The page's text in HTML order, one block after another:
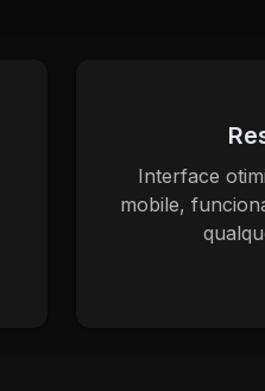
Interface
mobile,